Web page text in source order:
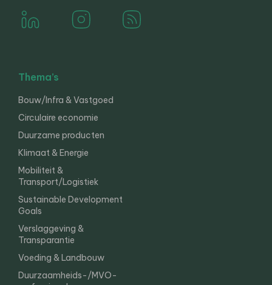
Thema’s
Bouw/Infra & Vastgoed
Circulaire economie
Duurzame producten
Klimaat & Energie
Mobiliteit &
Transport/Logistiek
Sustainable Development
Goals
Verslaggeving &
Transparantie
Voeding & Landbouw
Duurzaamheids-/MVO-